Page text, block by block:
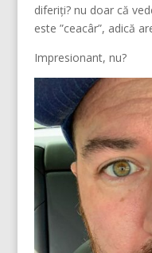
diferiți? nu doar că
este ”ceacâr”, adică
Impresionant, nu?